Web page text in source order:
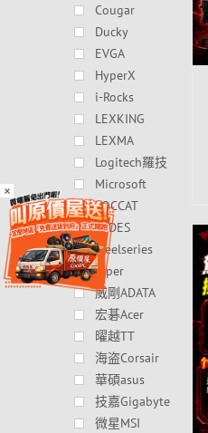
×
Cougar
Ducky
EVGA
HyperX
i-Rocks
LEXKING
LEXMA
Logitech羅技
Microsoft
ROCCAT
SADES
steelseries
Viper
威剛ADATA
宏碁Acer
曜越TT
海盗Corsair
華碩asus
技嘉Gigabyte
微星MSI